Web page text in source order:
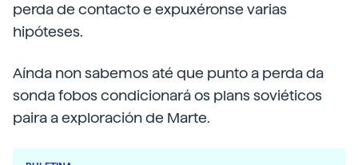
perda de contacto e expuxéronse varias
hipóteses.
Aínda non sabemos até que punto a perda da
sonda fobos condicionará os plans soviéticos
paira a exploración de Marte.